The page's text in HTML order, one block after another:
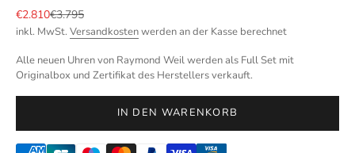
Angebot
€2.810Regulärer Preis
€3.795
inkl. MwSt. Versandkostenwerden an der Kasse berechnet
Alle neuen Uhren von Raymond Weil werden als Full Set mit
Originalbox und Zertifikat des Herstellers verkauft.
IN DEN WARENKORB